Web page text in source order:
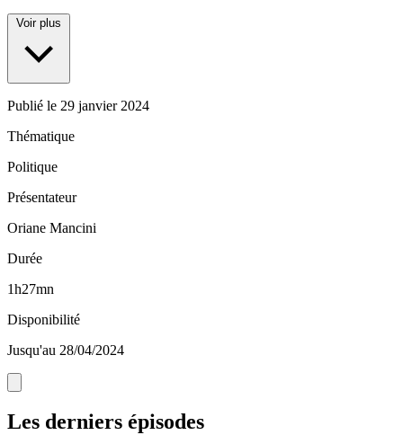
Voir plus
Publié le 29 janvier 2024
Thématique
Politique
Présentateur
Oriane Mancini
Durée
1h27mn
Disponibilité
Jusqu'au 28/04/2024
Les derniers épisodes